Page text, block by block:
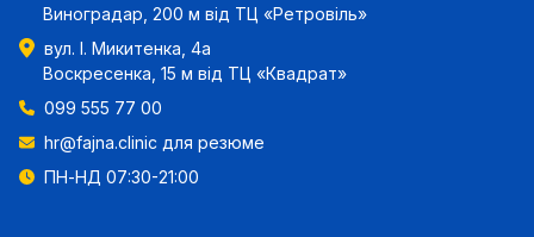
Виноградар, 200 м від ТЦ «Ретровіль»
вул. І. Микитенка, 4а
Воскресенка, 15 м від ТЦ «Квадрат»
099 555 77 00
hr@fajna.clinic для резюме
ПН-НД 07:30-21:00